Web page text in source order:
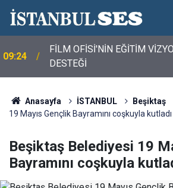
09:24
FİLM OFİSİ'NİN EĞİTİM
DESTEĞİ
Anasayfa İSTANBUL Beşiktaş
19 Mayıs Gençlik Bayramını coşkuyla kutladı
Beşiktaş Belediyesi 19
Bayramını coşkuyla